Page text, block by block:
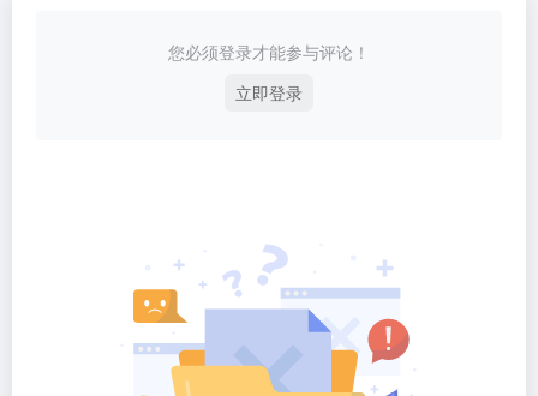
您必须登录才能参与评论！
立即登录